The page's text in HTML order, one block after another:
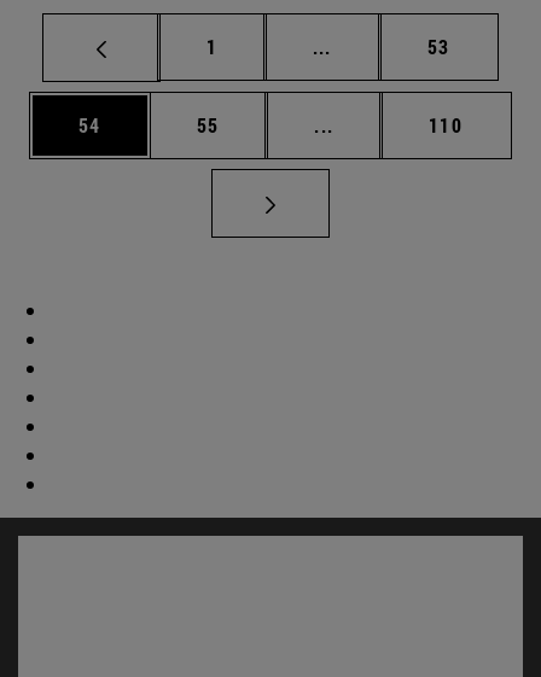
Página
1 ... Páginas intermedias
Página
53
Página
54 Página
55 ... Páginas intermedias
Página
110